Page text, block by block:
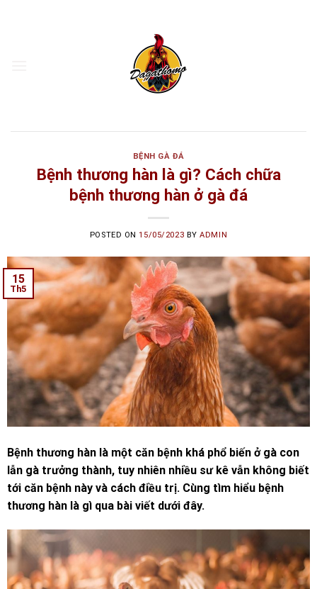
BỆNH GÀ ĐÁ
Bệnh thương hàn là gì? Cách chữa
bệnh thương hàn ở gà đá
POSTED ON15/05/2023 BYADMIN
15
Th5
Bệnh thương hàn là một căn bệnh khá phổ biến ở gà con
lẫn gà trưởng thành, tuy nhiên nhiều sư kê vẫn không biết
tới căn bệnh này và cách điều trị. Cùng tìm hiểu bệnh
thương hàn là gì qua bài viết dưới đây.